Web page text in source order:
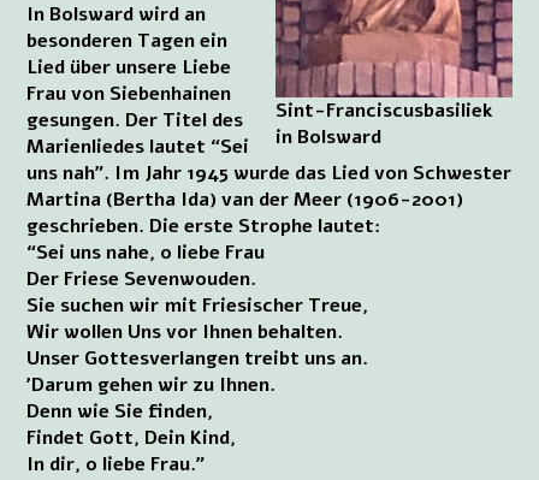
Sint-Franciscusbasiliek
in Bolsward
In Bolsward wird an
besonderen Tagen ein
Lied über unsere Liebe
Frau von Siebenhainen
gesungen. Der Titel des
Marienliedes lautet “Sei
uns nah”. Im Jahr 1945 wurde das Lied von Schwester
Martina (Bertha Ida) van der Meer (1906-2001)
geschrieben. Die erste Strophe lautet:
“Sei uns nahe, o liebe Frau
Der Friese Sevenwouden.
Sie suchen wir mit Friesischer Treue,
Wir wollen Uns vor Ihnen behalten.
Unser Gottesverlangen treibt uns an.
’Darum gehen wir zu Ihnen.
Denn wie Sie finden,
Findet Gott, Dein Kind,
In dir, o liebe Frau.”